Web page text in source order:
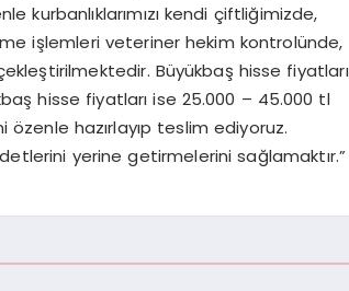
kurbanlıklarımızı kendi çiftliğimizde,
işlemleri veteriner hekim kontrolünde,
Büyükbaş hisse fiyatları
hisse fiyatları ise 25.000 – 45.000 tl
hazırlayıp teslim ediyoruz.
yerine getirmelerini sağlamaktır.”